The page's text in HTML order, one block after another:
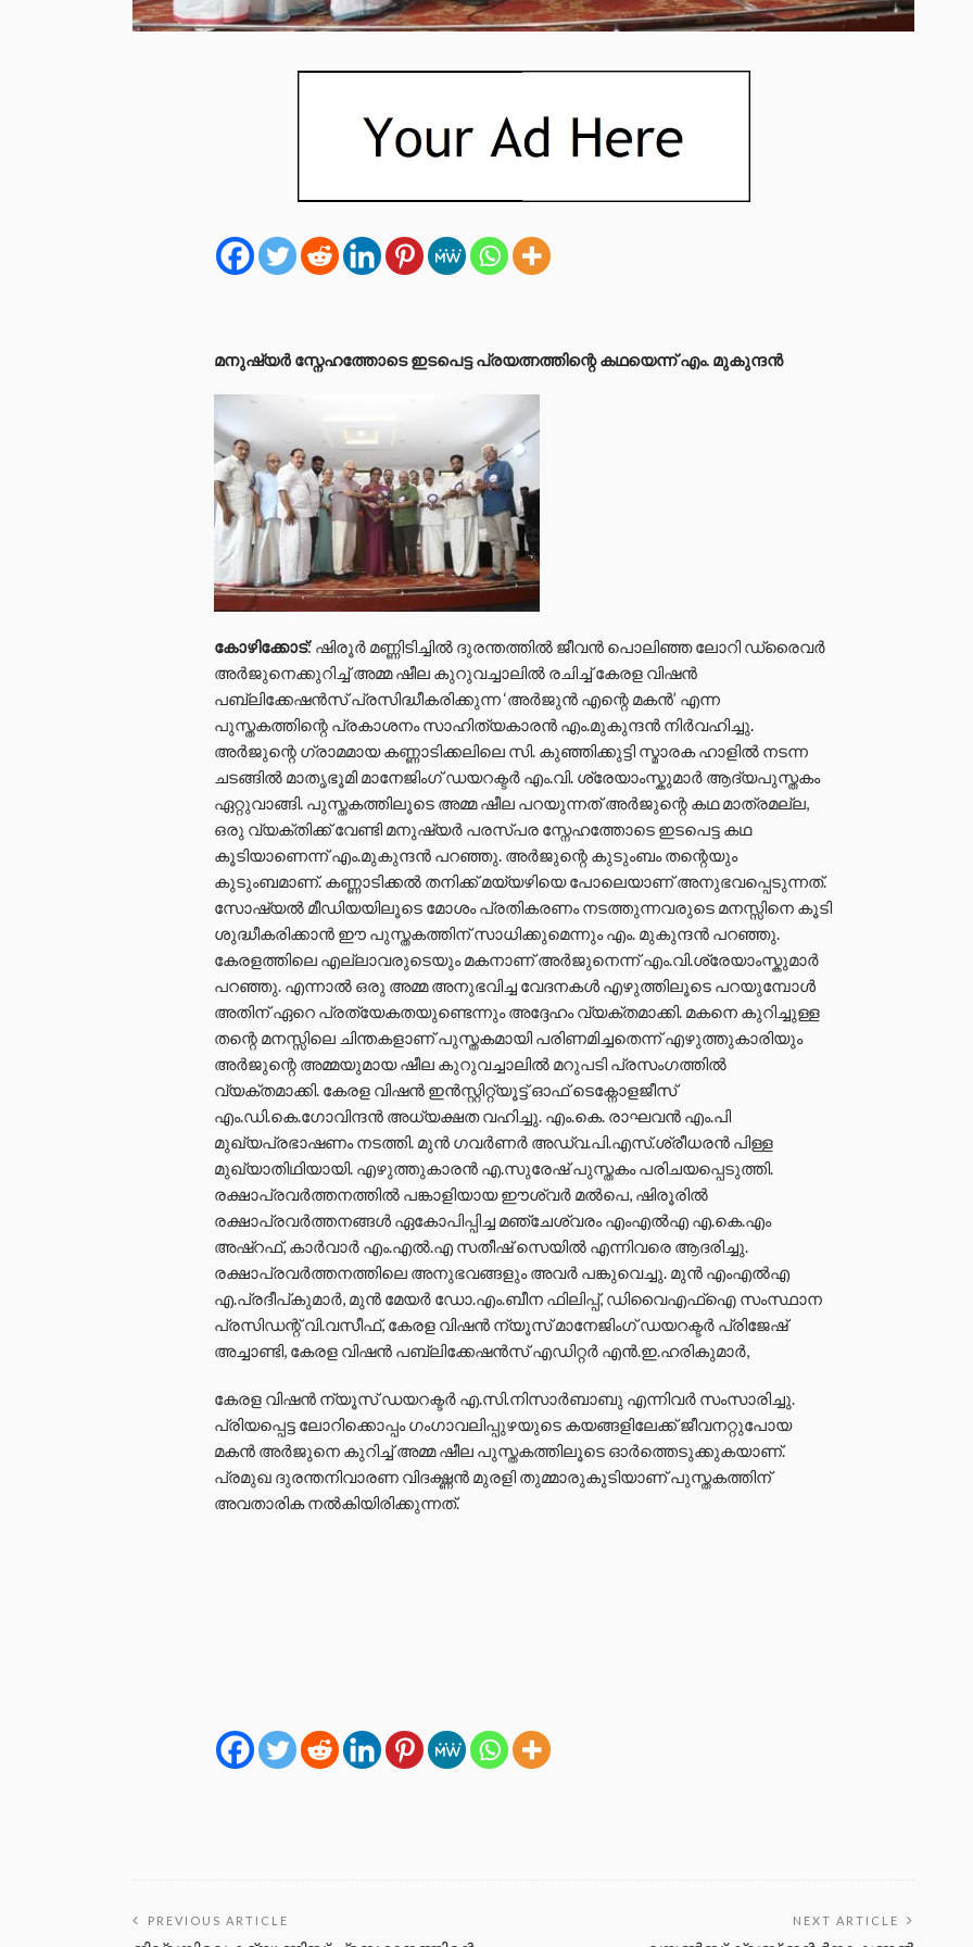
മനുഷ്യർ സ്നേഹത്തോടെ ഇടപെട്ട പ്രയത്നത്തിന്റെ കഥയെന്ന് എം. മുകുന്ദൻ
കോഴിക്കോട്: ഷിരൂർ മണ്ണിടിച്ചിൽ ദുരന്തത്തിൽ ജീവൻ പൊലിഞ്ഞ ലോറി ഡ്രൈവർ
അർജുനെക്കുറിച്ച് അമ്മ ഷീല കുറുവച്ചാലിൽ രചിച്ച് കേരള വിഷൻ
പബ്ലിക്കേഷൻസ് പ്രസിദ്ധീകരിക്കുന്ന ‘അർജുൻ എന്റെ മകൻ’ എന്ന
പുസ്തകത്തിന്റെ പ്രകാശനം സാഹിത്യകാരൻ എം.മുകുന്ദൻ നിർവഹിച്ചു.
അർജുന്റെ ഗ്രാമമായ കണ്ണാടിക്കലിലെ സി. കുഞ്ഞിക്കുട്ടി സ്മാരക ഹാളിൽ നടന്ന
ചടങ്ങിൽ മാതൃഭൂമി മാനേജിംഗ് ഡയറക്ടർ എം.വി. ശ്രേയാംസ്കുമാർ ആദ്യപുസ്തകം
ഏറ്റുവാങ്ങി. പുസ്തകത്തിലൂടെ അമ്മ ഷീല പറയുന്നത് അർജുന്റെ കഥ മാത്രമല്ല,
ഒരു വ്യക്തിക്ക് വേണ്ടി മനുഷ്യർ പരസ്പര സ്നേഹത്തോടെ ഇടപെട്ട കഥ
കൂടിയാണെന്ന് എം.മുകുന്ദൻ പറഞ്ഞു. അർജുന്റെ കുടുംബം തന്റെയും
കുടുംബമാണ്. കണ്ണാടിക്കൽ തനിക്ക് മയ്യഴിയെ പോലെയാണ് അനുഭവപ്പെടുന്നത്.
സോഷ്യൽ മീഡിയയിലൂടെ മോശം പ്രതികരണം നടത്തുന്നവരുടെ മനസ്സിനെ കൂടി
ശുദ്ധീകരിക്കാൻ ഈ പുസ്തകത്തിന് സാധിക്കുമെന്നും എം. മുകുന്ദൻ പറഞ്ഞു.
കേരളത്തിലെ എല്ലാവരുടെയും മകനാണ് അർജുനെന്ന് എം.വി.ശ്രേയാംസ്കുമാർ
പറഞ്ഞു. എന്നാൽ ഒരു അമ്മ അനുഭവിച്ച വേദനകൾ എഴുത്തിലൂടെ പറയുമ്പോൾ
അതിന് ഏറെ പ്രത്യേകതയുണ്ടെന്നും അദ്ദേഹം വ്യക്തമാക്കി. മകനെ കുറിച്ചുള്ള
തന്റെ മനസ്സിലെ ചിന്തകളാണ് പുസ്തകമായി പരിണമിച്ചതെന്ന് എഴുത്തുകാരിയും
അർജുന്റെ അമ്മയുമായ ഷീല കുറുവച്ചാലിൽ മറുപടി പ്രസംഗത്തിൽ
വ്യക്തമാക്കി. കേരള വിഷൻ ഇൻസ്റ്റിറ്റ്യൂട്ട് ഓഫ് ടെക്നോളജീസ്
എം.ഡി.കെ.ഗോവിന്ദൻ അധ്യക്ഷത വഹിച്ചു. എം.കെ. രാഘവൻ എം.പി
മുഖ്യപ്രഭാഷണം നടത്തി. മുൻ ഗവർണർ അഡ്വ.പി.എസ്.ശ്രീധരൻ പിള്ള
മുഖ്യാതിഥിയായി. എഴുത്തുകാരൻ എ.സുരേഷ് പുസ്തകം പരിചയപ്പെടുത്തി.
രക്ഷാപ്രവർത്തനത്തിൽ പങ്കാളിയായ ഈശ്വർ മൽപെ, ഷിരൂരിൽ
രക്ഷാപ്രവർത്തനങ്ങൾ ഏകോപിപ്പിച്ച മഞ്ചേശ്വരം എംഎൽഎ എ.കെ.എം
അഷ്റഫ്, കാർവാർ എം.എൽ.എ സതീഷ് സെയിൽ എന്നിവരെ ആദരിച്ചു.
രക്ഷാപ്രവർത്തനത്തിലെ അനുഭവങ്ങളും അവർ പങ്കുവെച്ചു. മുൻ എംഎൽഎ
എ.പ്രദീപ്കുമാർ, മുൻ മേയർ ഡോ.എം.ബീന ഫിലിപ്പ്, ഡിവൈഎഫ്ഐ സംസ്ഥാന
പ്രസിഡന്റ് വി.വസീഫ്, കേരള വിഷൻ ന്യൂസ് മാനേജിംഗ് ഡയറക്ടർ പ്രിജേഷ്
അച്ചാണ്ടി, കേരള വിഷൻ പബ്ലിക്കേഷൻസ് എഡിറ്റർ എൻ.ഇ.ഹരികുമാർ,
കേരള വിഷൻ ന്യൂസ് ഡയറക്ടർ എ.സി.നിസാർബാബു എന്നിവർ സംസാരിച്ചു.
പ്രിയപ്പെട്ട ലോറിക്കൊപ്പം ഗംഗാവലിപ്പുഴയുടെ കയങ്ങളിലേക്ക് ജീവനറ്റുപോയ
മകൻ അർജുനെ കുറിച്ച് അമ്മ ഷീല പുസ്തകത്തിലൂടെ ഓർത്തെടുക്കുകയാണ്.
പ്രമുഖ ദുരന്തനിവാരണ വിദഗ്ദ്ധൻ മുരളി തുമ്മാരുകുടിയാണ് പുസ്തകത്തിന്
അവതാരിക നൽകിയിരിക്കുന്നത്.
PREVIOUS ARTICLE NEXT ARTICLE